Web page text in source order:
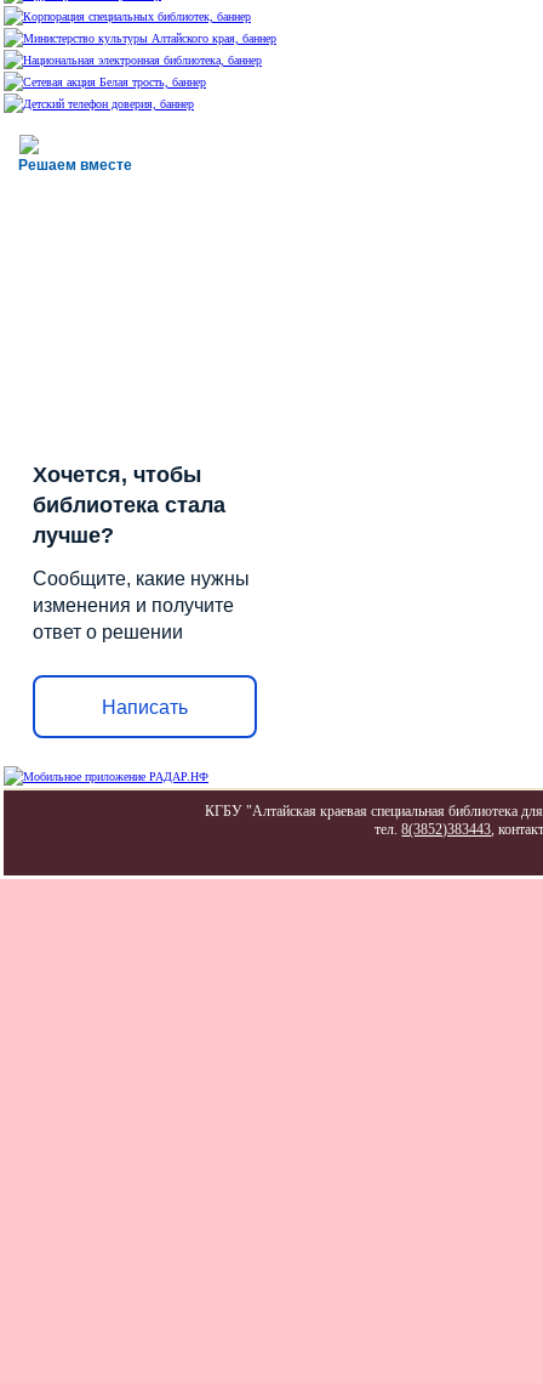
Решаем вместе
Хочется, чтобы
библиотека стала
лучше?
Сообщите, какие нужны
изменения и получите
ответ о решении
Написать
КГБУ "Алтайская краевая специальная библиотека
тел.8(3852)383443,